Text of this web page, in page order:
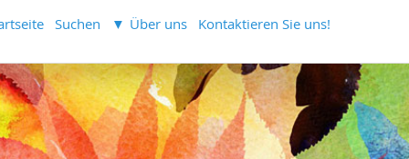
Suchen Über uns Kontaktieren Sie uns!